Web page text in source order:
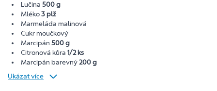
Lučina 500 g
Mléko3 plž
Marmeláda malinová
Cukr moučkový
Marcipán 500 g
Citronová kůra 1/2 ks
Marcipán barevný200 g
Ukázat více